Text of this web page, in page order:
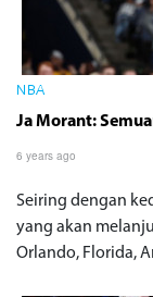
NBA
Ja Morant:
6 years ago
Seiring dengan
yang akan
Orlando, Florida,